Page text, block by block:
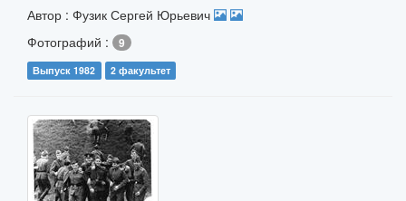
Автор : Фузик Сергей Юрьевич
Фотографий :
9
Выпуск 1982 2 факультет